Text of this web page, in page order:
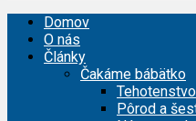
Domov
O nás
Články
Čakáme bábätko
Tehotenstvo
Pôrod a